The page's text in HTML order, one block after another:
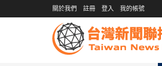
關於我們 註冊 登入 我的帳號